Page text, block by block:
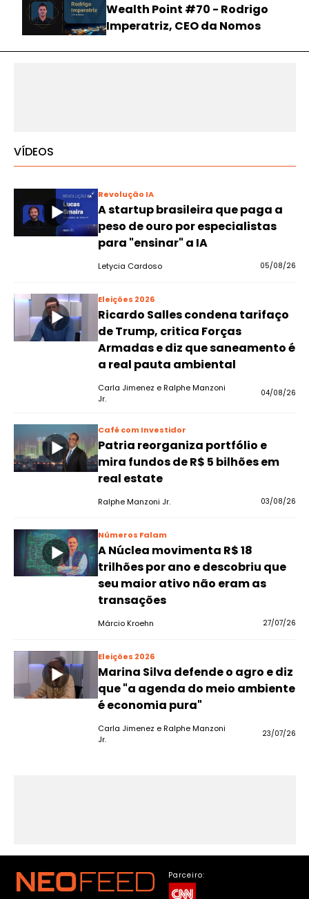
Wealth Point #70 - Rodrigo
Imperatriz, CEO da Nomos
VÍDEOS
Revolução IA
A startup brasileira que paga a
peso de ouro por especialistas
para "ensinar" a IA
Letycia Cardoso 05/08/26
Eleições 2026
Ricardo Salles condena tarifaço
de Trump, critica Forças
Armadas e diz que saneamento é
a real pauta ambiental
Carla Jimenez e Ralphe Manzoni
Jr.
04/08/26
Café com Investidor
Patria reorganiza portfólio e
mira fundos de R$ 5 bilhões em
real estate
Ralphe Manzoni Jr. 03/08/26
Números Falam
A Núclea movimenta R$ 18
trilhões por ano e descobriu que
seu maior ativo não eram as
transações
Márcio Kroehn 27/07/26
Eleições 2026
Marina Silva defende o agro e diz
que "a agenda do meio ambiente
é economia pura"
Carla Jimenez e Ralphe Manzoni
Jr.
23/07/26
Parceiro: